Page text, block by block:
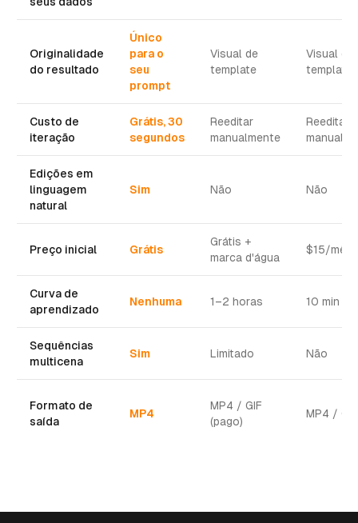
Originalidade
do resultado
Único
para o
seu
prompt
Visual de
template
Visual de
template
Custo de
iteração
Grátis, 30
segundos
Reeditar
manualmente
Reeditar
Edições em
linguagem
natural
Sim Não Não
Preço inicial Grátis
Grátis +
marca d'água
$15/mês
Curva de
aprendizado
Nenhuma 1–2 horas 10 min
Sequências
multicena
Sim Limitado Não
Formato de
saída
MP4
MP4 / GIF
(pago)
MP4 / GIF